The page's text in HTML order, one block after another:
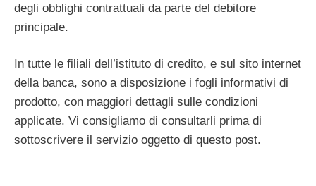
degli obblighi contrattuali da parte del debitore
principale.
In tutte le filiali dell’istituto di credito, e sul sito internet
della banca, sono a disposizione i fogli informativi di
prodotto, con maggiori dettagli sulle condizioni
applicate. Vi consigliamo di consultarli prima di
sottoscrivere il servizio oggetto di questo post.